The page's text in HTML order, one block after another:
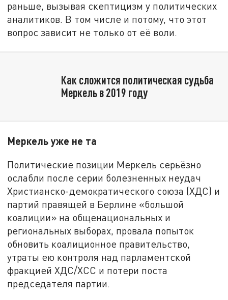
раньше, вызывая скептицизм у политических
аналитиков. В том числе и потому, что этот
вопрос зависит не только от её воли.
Как сложится политическая судьба
Меркель в 2019 году
Меркель уже не та
Политические позиции Меркель серьёзно
ослабли после серии болезненных неудач
Христианско-демократического союза (ХДС) и
партий правящей в Берлине «большой
коалиции» на общенациональных и
региональных выборах, провала попыток
обновить коалиционное правительство,
утраты ею контроля над парламентской
фракцией ХДС/ХСС и потери поста
председателя партии.